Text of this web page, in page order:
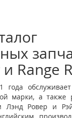
Range
года
марки, а также
Лэнд Ровер и